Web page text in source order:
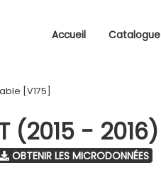
Accueil Catalogue
[V175]
(2015 - 2016)
OBTENIR LES MICRODONNÉES